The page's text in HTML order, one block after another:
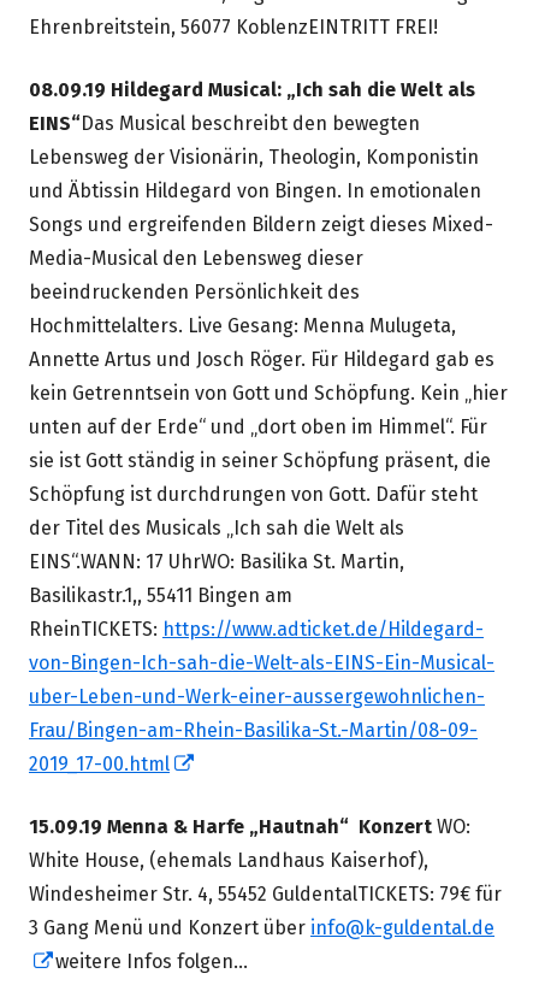
Ehrenbreitstein, 56077 KoblenzEINTRITT FREI!
08.09.19 Hildegard Musical: „Ich sah die Welt als
EINS“Das Musical beschreibt den bewegten
Lebensweg der Visionärin, Theologin, Komponistin
und Äbtissin Hildegard von Bingen. In emotionalen
Songs und ergreifenden Bildern zeigt dieses Mixed-
Media-Musical den Lebensweg dieser
beeindruckenden Persönlichkeit des
Hochmittelalters. Live Gesang: Menna Mulugeta,
Annette Artus und Josch Röger. Für Hildegard gab es
kein Getrenntsein von Gott und Schöpfung. Kein „hier
unten auf der Erde“ und „dort oben im Himmel“. Für
sie ist Gott ständig in seiner Schöpfung präsent, die
Schöpfung ist durchdrungen von Gott. Dafür steht
der Titel des Musicals „Ich sah die Welt als
EINS“.WANN: 17 UhrWO: Basilika St. Martin,
Basilikastr.1,, 55411 Bingen am
RheinTICKETS: https://www.adticket.de/Hildegard-
von-Bingen-Ich-sah-die-Welt-als-EINS-Ein-Musical-
uber-Leben-und-Werk-einer-aussergewohnlichen-
Frau/Bingen-am-Rhein-Basilika-St.-Martin/08-09-
2019_17-00.html
Fenster
öffnen
15.09.19 Menna & Harfe „Hautnah“ Konzert WO:
White House, (ehemals Landhaus Kaiserhof),
Windesheimer Str. 4, 55452 GuldentalTICKETS: 79€ für
3 Gang Menü und Konzert über info@k-guldental.de
In
weitere Infos folgen…